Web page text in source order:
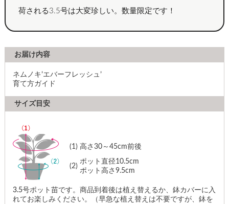
荷される3.5号は大変珍しい。数量限定です！
お届け内容
ネムノキ’エバーフレッシュ’
育て方ガイド
サイズ目安
(1) 高さ30～45cm前後
(2)
ポット直径10.5cm
ポット高さ9.5cm
3.5号ポット苗です。商品到着後は植え替えるか、鉢カバーに入
れてお楽しみください。（早急な植え替えは不要ですが、鉢を